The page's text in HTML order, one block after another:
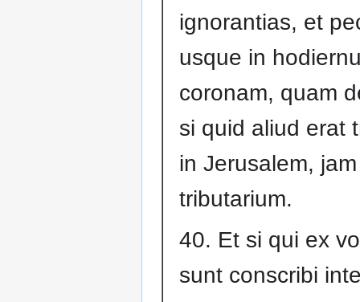
ignorantias, et
usque in
coronam, quam
si quid aliud erat
in Jerusalem,
tributarium.
40. Et si qui ex
sunt conscribi